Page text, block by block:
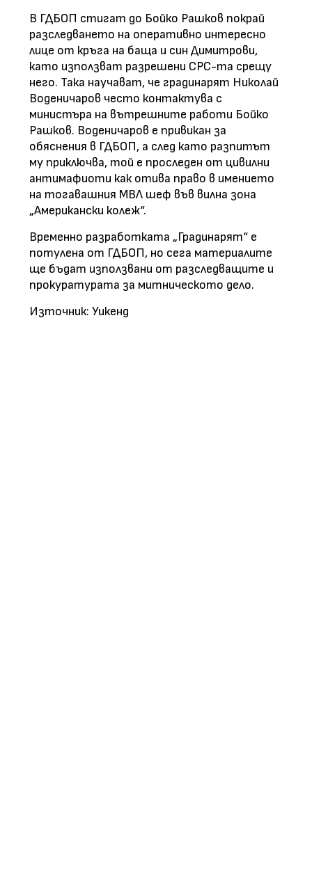
В ГДБОП стигат до Бойко Рашков покрай
разследването на оперативно интересно
лице от кръга на баща и син Димитрови,
като използват разрешени СРС-та срещу
него. Така научават, че градинарят Николай
Воденичаров често контактува с
министъра на вътрешните работи Бойко
Рашков. Воденичаров е привикан за
обяснения в ГДБОП, а след като разпитът
му приключва, той е проследен от цивилни
антимафиоти как отива право в имението
на тогавашния МВЛ шеф във вилна зона
„Американски колеж“.
Временно разработката „Градинарят“ е
потулена от ГДБОП, но сега материалите
ще бъдат използвани от разследващите и
прокуратурата за митническото дело.
Източник: Уикенд